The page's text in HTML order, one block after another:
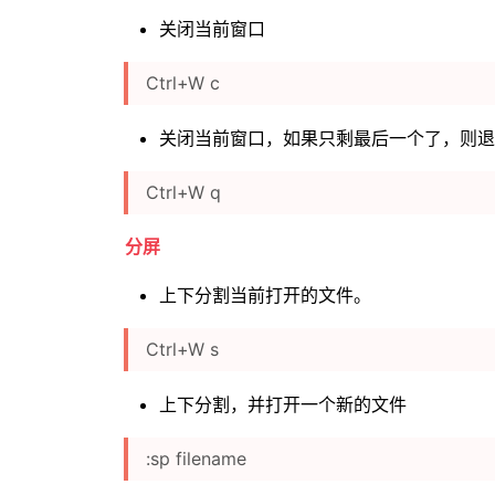
关闭当前窗口
Ctrl+W c
关闭当前窗口，如果只剩最后一个了，则
Ctrl+W q
分屏
上下分割当前打开的文件。
Ctrl+W s
上下分割，并打开一个新的文件
:sp filename